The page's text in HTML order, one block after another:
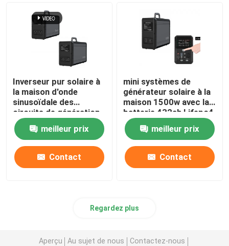
Inverseur pur solaire à
la maison d'onde
sinusoïdale des
circuits de génération
de MPPT Lifepo4
1500w meilleur prix
Contact
mini systèmes de
générateur solaire à la
maison 1500w avec la
batterie 432ah Lifepo4
meilleur prix
Contact
Regardez plus
Aperçu Au sujet de nous Contactez-nous